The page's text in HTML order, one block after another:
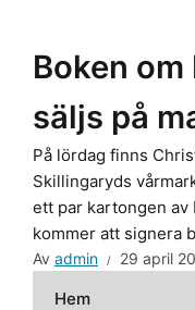
Boken
säljs på
På lördag finns
Skillingaryds
ett par kartongen av
kommer att signera
Av admin 29 april
Hem